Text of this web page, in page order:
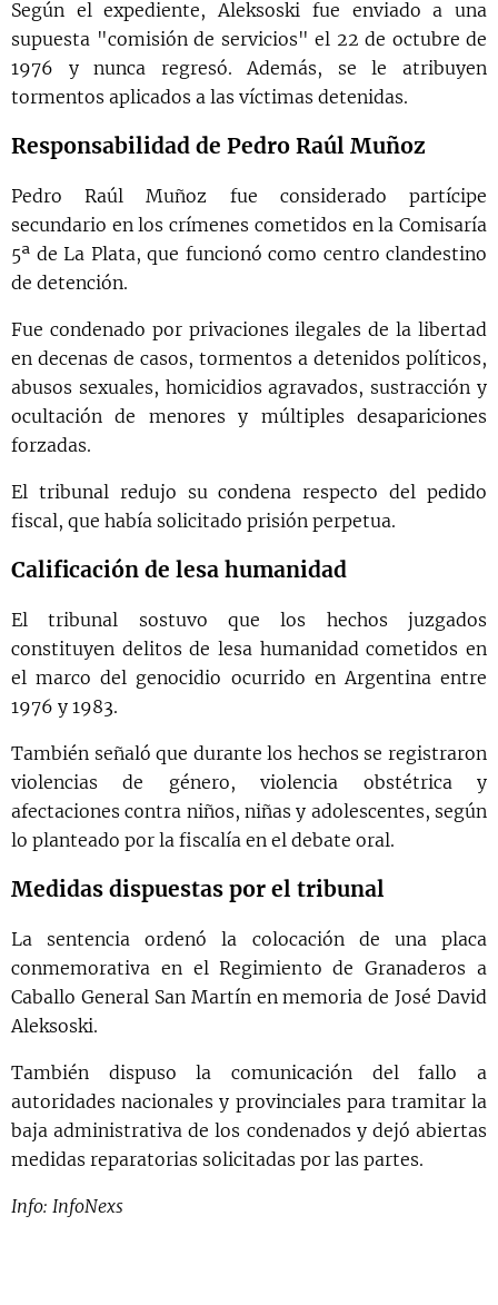
Según el expediente, Aleksoski fue enviado a una
supuesta "comisión de servicios" el 22 de octubre de
1976 y nunca regresó. Además, se le atribuyen
tormentos aplicados a las víctimas detenidas.
Responsabilidad de Pedro Raúl Muñoz
Pedro Raúl Muñoz fue considerado partícipe
secundario en los crímenes cometidos en la Comisaría
5ª de La Plata, que funcionó como centro clandestino
de detención.
Fue condenado por privaciones ilegales de la libertad
en decenas de casos, tormentos a detenidos políticos,
abusos sexuales, homicidios agravados, sustracción y
ocultación de menores y múltiples desapariciones
forzadas.
El tribunal redujo su condena respecto del pedido
fiscal, que había solicitado prisión perpetua.
Calificación de lesa humanidad
El tribunal sostuvo que los hechos juzgados
constituyen delitos de lesa humanidad cometidos en
el marco del genocidio ocurrido en Argentina entre
1976 y 1983.
También señaló que durante los hechos se registraron
violencias de género, violencia obstétrica y
afectaciones contra niños, niñas y adolescentes, según
lo planteado por la fiscalía en el debate oral.
Medidas dispuestas por el tribunal
La sentencia ordenó la colocación de una placa
conmemorativa en el Regimiento de Granaderos a
Caballo General San Martín en memoria de José David
Aleksoski.
También dispuso la comunicación del fallo a
autoridades nacionales y provinciales para tramitar la
baja administrativa de los condenados y dejó abiertas
medidas reparatorias solicitadas por las partes.
Info: InfoNexs